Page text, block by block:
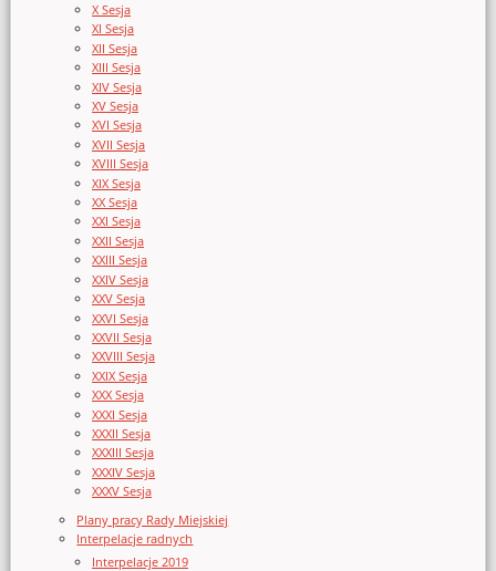
X Sesja
XI Sesja
XII Sesja
XIII Sesja
XIV Sesja
XV Sesja
XVI Sesja
XVII Sesja
XVIII Sesja
XIX Sesja
XX Sesja
XXI Sesja
XXII Sesja
XXIII Sesja
XXIV Sesja
XXV Sesja
XXVI Sesja
XXVII Sesja
XXVIII Sesja
XXIX Sesja
XXX Sesja
XXXI Sesja
XXXII Sesja
XXXIII Sesja
XXXIV Sesja
XXXV Sesja
Plany pracy Rady Miejskiej
Interpelacje radnych
Interpelacje 2019